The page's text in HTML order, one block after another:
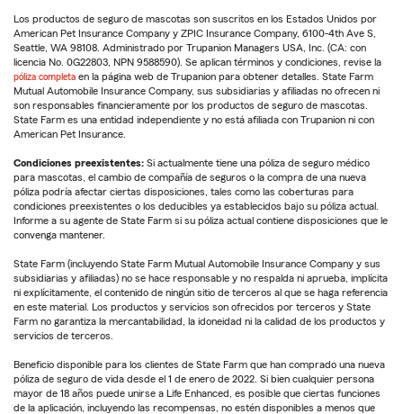
Los productos de seguro de mascotas son suscritos en los Estados Unidos por
American Pet Insurance Company y ZPIC Insurance Company, 6100-4th Ave S,
Seattle, WA 98108. Administrado por Trupanion Managers USA, Inc. (CA: con
licencia No. 0G22803, NPN 9588590). Se aplican términos y condiciones, revise la
póliza completa en la página web de Trupanion para obtener detalles. State Farm
Mutual Automobile Insurance Company, sus subsidiarias y afiliadas no ofrecen ni
son responsables financieramente por los productos de seguro de mascotas.
State Farm es una entidad independiente y no está afiliada con Trupanion ni con
American Pet Insurance.
Condiciones preexistentes: Si actualmente tiene una póliza de seguro médico
para mascotas, el cambio de compañía de seguros o la compra de una nueva
póliza podría afectar ciertas disposiciones, tales como las coberturas para
condiciones preexistentes o los deducibles ya establecidos bajo su póliza actual.
Informe a su agente de State Farm si su póliza actual contiene disposiciones que le
convenga mantener.
State Farm (incluyendo State Farm Mutual Automobile Insurance Company y sus
subsidiarias y afiliadas) no se hace responsable y no respalda ni aprueba, implícita
ni explícitamente, el contenido de ningún sitio de terceros al que se haga referencia
en este material. Los productos y servicios son ofrecidos por terceros y State
Farm no garantiza la mercantabilidad, la idoneidad ni la calidad de los productos y
servicios de terceros.
Beneficio disponible para los clientes de State Farm que han comprado una nueva
póliza de seguro de vida desde el 1 de enero de 2022. Si bien cualquier persona
mayor de 18 años puede unirse a Life Enhanced, es posible que ciertas funciones
de la aplicación, incluyendo las recompensas, no estén disponibles a menos que